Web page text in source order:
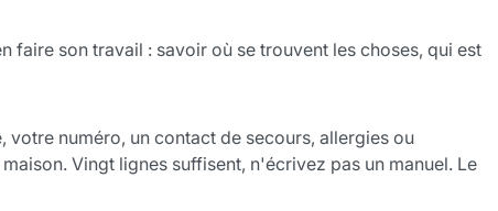
son travail : savoir où se trouvent les choses, qui est
numéro, un contact de secours, allergies ou
Vingt lignes suffisent, n'écrivez pas un manuel. Le